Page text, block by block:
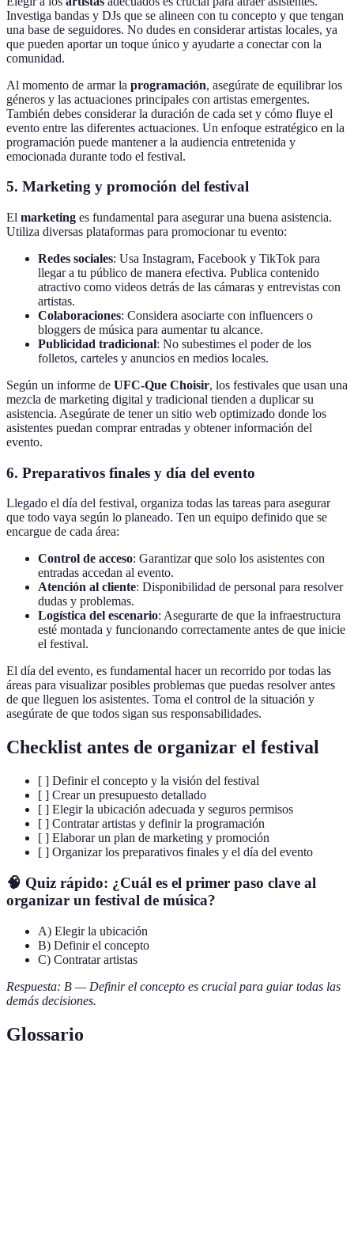
Investiga bandas y DJs que se alineen con tu concepto y que tengan
una base de seguidores. No dudes en considerar artistas locales, ya
que pueden aportar un toque único y ayudarte a conectar con la
comunidad.
Al momento de armar la programación, asegúrate de equilibrar los
géneros y las actuaciones principales con artistas emergentes.
También debes considerar la duración de cada set y cómo fluye el
evento entre las diferentes actuaciones. Un enfoque estratégico en la
programación puede mantener a la audiencia entretenida y
emocionada durante todo el festival.
5. Marketing y promoción del festival
El marketing es fundamental para asegurar una buena asistencia.
Utiliza diversas plataformas para promocionar tu evento:
Redes sociales: Usa Instagram, Facebook y TikTok para
llegar a tu público de manera efectiva. Publica contenido
atractivo como videos detrás de las cámaras y entrevistas con
artistas.
Colaboraciones: Considera asociarte con influencers o
bloggers de música para aumentar tu alcance.
Publicidad tradicional: No subestimes el poder de los
folletos, carteles y anuncios en medios locales.
Según un informe de UFC-Que Choisir, los festivales que usan una
mezcla de marketing digital y tradicional tienden a duplicar su
asistencia. Asegúrate de tener un sitio web optimizado donde los
asistentes puedan comprar entradas y obtener información del
evento.
6. Preparativos finales y día del evento
Llegado el día del festival, organiza todas las tareas para asegurar
que todo vaya según lo planeado. Ten un equipo definido que se
encargue de cada área:
Control de acceso: Garantizar que solo los asistentes con
entradas accedan al evento.
Atención al cliente: Disponibilidad de personal para resolver
dudas y problemas.
Logística del escenario: Asegurarte de que la infraestructura
esté montada y funcionando correctamente antes de que inicie
el festival.
El día del evento, es fundamental hacer un recorrido por todas las
áreas para visualizar posibles problemas que puedas resolver antes
de que lleguen los asistentes. Toma el control de la situación y
asegúrate de que todos sigan sus responsabilidades.
Checklist antes de organizar el festival
[ ] Definir el concepto y la visión del festival
[ ] Crear un presupuesto detallado
[ ] Elegir la ubicación adecuada y seguros permisos
[ ] Contratar artistas y definir la programación
[ ] Elaborar un plan de marketing y promoción
[ ] Organizar los preparativos finales y el día del evento
🧠 Quiz rápido: ¿Cuál es el primer paso clave al
organizar un festival de música?
A) Elegir la ubicación
B) Definir el concepto
C) Contratar artistas
Respuesta: B — Definir el concepto es crucial para guiar todas las
demás decisiones.
Glossario